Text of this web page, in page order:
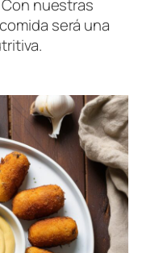
nuestras
será una